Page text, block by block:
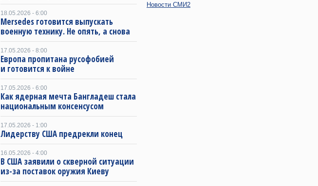
18.05.2026 - 6:00
Mersedes готовится выпускать
военную технику. Не опять, а снова
17.05.2026 - 8:00
Европа пропитана русофобией
и готовится к войне
17.05.2026 - 6:00
Как ядерная мечта Бангладеш стала
национальным консенсусом
17.05.2026 - 1:00
Лидерству США предрекли конец
16.05.2026 - 4:00
В США заявили о скверной ситуации
из-за поставок оружия Киеву
Новости СМИ2